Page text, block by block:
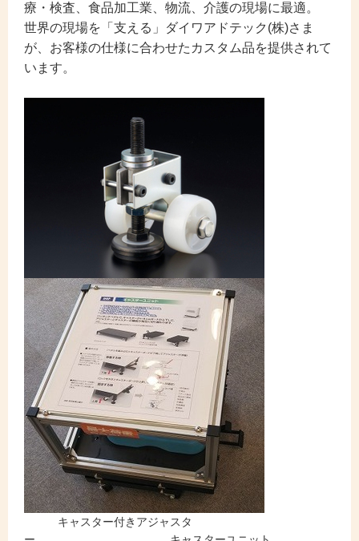
療・検査、食品加工業、物流、介護の現場に最適。
世界の現場を「支える」ダイワアドテック(株)さま
が、お客様の仕様に合わせたカスタム品を提供されて
います。
キャスター付きアジャスタ